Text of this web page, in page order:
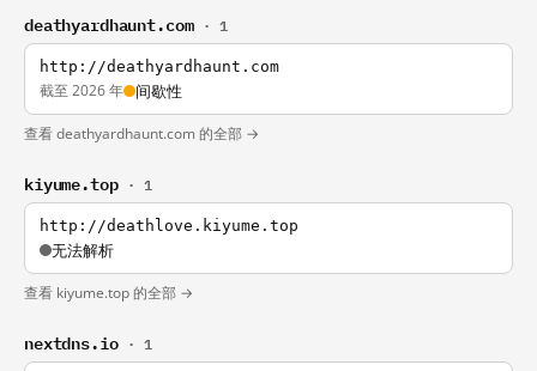
deathyardhaunt.com · 1
http://deathyardhaunt.com
截至 2026 年 间歇性
查看 deathyardhaunt.com 的全部 →
kiyume.top · 1
http://deathlove.kiyume.top
无法解析
查看 kiyume.top 的全部 →
nextdns.io · 1